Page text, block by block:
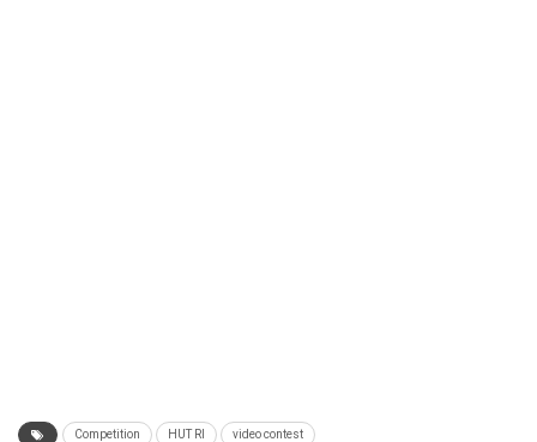
Competition HUT RI video contest